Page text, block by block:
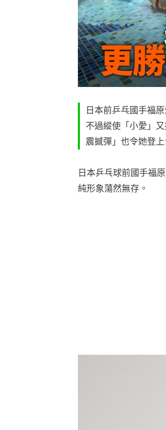
日本前乒乓國手福
不過縱使「小愛」
震撼彈」也令她登
日本乒乓球前國手福
純形象蕩然無存。